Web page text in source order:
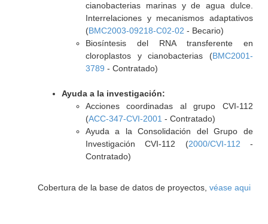
cianobacterias marinas y de agua dulce.
Interrelaciones y mecanismos adaptativos
(BMC2003-09218-C02-02 - Becario)
Biosíntesis del RNA transferente en
cloroplastos y cianobacterias (BMC2001-
3789 - Contratado)
Ayuda a la investigación:
Acciones coordinadas al grupo CVI-112
(ACC-347-CVI-2001 - Contratado)
Ayuda a la Consolidación del Grupo de
Investigación CVI-112 (2000/CVI-112 -
Contratado)
Cobertura de la base de datos de proyectos, véase aqui